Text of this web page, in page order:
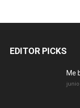
EDITOR PICKS
Me
junio